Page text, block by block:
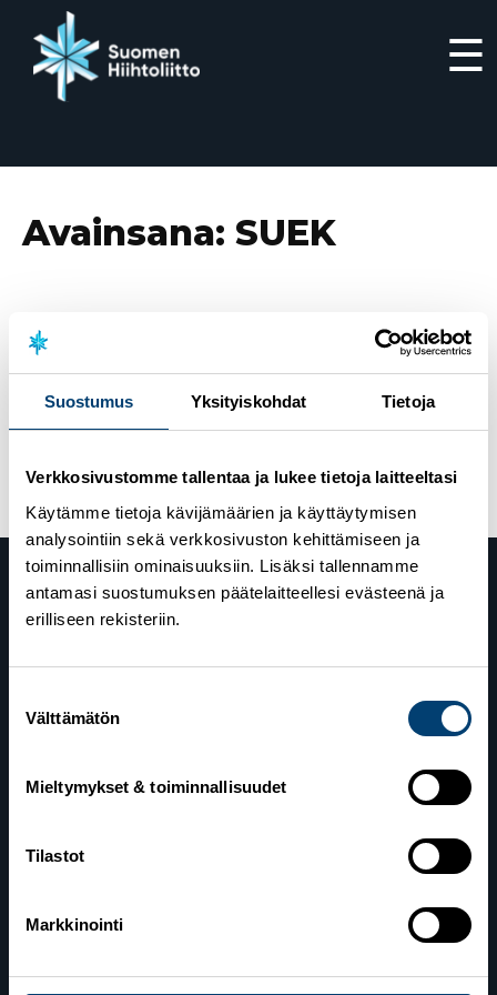
Suostumus Yksityiskohdat Tietoja
Verkkosivustomme tallentaa ja lukee tietoja laitteeltasi
Käytämme tietoja kävijämäärien ja käyttäytymisen
analysointiin sekä verkkosivuston kehittämiseen ja
toiminnallisiin ominaisuuksiin. Lisäksi tallennamme
antamasi suostumuksen päätelaitteellesi evästeenä ja
erilliseen rekisteriin.
valinta
Välttämätön
Mieltymykset & toiminnallisuudet
Tilastot
Markkinointi
☰
Avainsana: SUEK
tutkimuksessa – urheilussa paljon hyvää mutta
epäasialliseen kohteluun puututtava entistäkin
11.4.2022Suomen Hiihtoliitto mukana SUEKin
Valimotie 10
00380 Helsinki